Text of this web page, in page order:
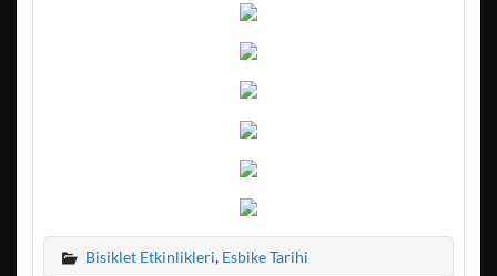
Bisiklet Etkinlikleri, Esbike Tarihi